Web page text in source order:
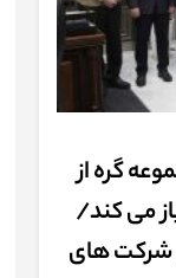
گره از
می کند/
شرکت های